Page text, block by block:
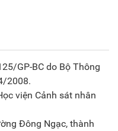
GP-BC do Bộ Thông
2008.
viện Cảnh sát nhân
Đông Ngạc, thành